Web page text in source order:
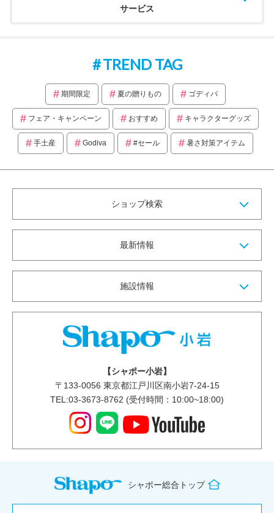
サービス
TREND TAG
期間限定 夏の贈りもの ゴディバ
フェア・キャンペーン おすすめ キャラクターグッズ
手土産 Godiva #セール 暑さ対策アイテム
ショップ検索
最新情報
施設情報
【シャポー小岩】
〒 133-0056 東京都江戸川区南小岩7-24-15
TEL:03-3673-8762 (受付時間：10:00~18:00)
シャポー総合トップ